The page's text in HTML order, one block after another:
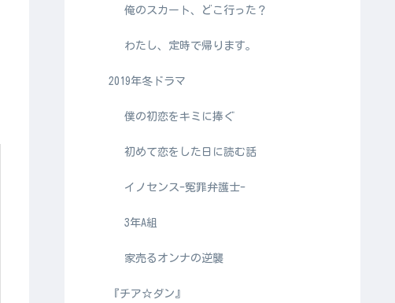
俺のスカート、どこ行った？
わたし、定時で帰ります。
2019年冬ドラマ
僕の初恋をキミに捧ぐ
初めて恋をした日に読む話
イノセンス-冤罪弁護士-
3年A組
家売るオンナの逆襲
『チア☆ダン』